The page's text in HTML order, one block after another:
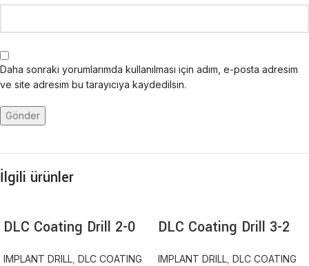
Daha sonraki yorumlarımda kullanılması için adım, e-posta adresim
ve site adresim bu tarayıcıya kaydedilsin.
İlgili ürünler
DLC Coating Drill 2-0
IMPLANT DRILL DLC COATING
DLC Coating Drill 3-2
IMPLANT DRILL DLC COATING